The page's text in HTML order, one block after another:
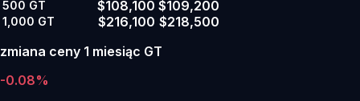
500 GT $108,100 $109,200
1,000 GT $216,100 $218,500
zmiana ceny 1 miesiąc GT
-0.08%